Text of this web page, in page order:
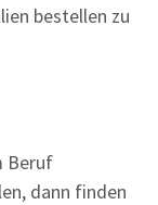
bestellen zu
Beruf
dann finden